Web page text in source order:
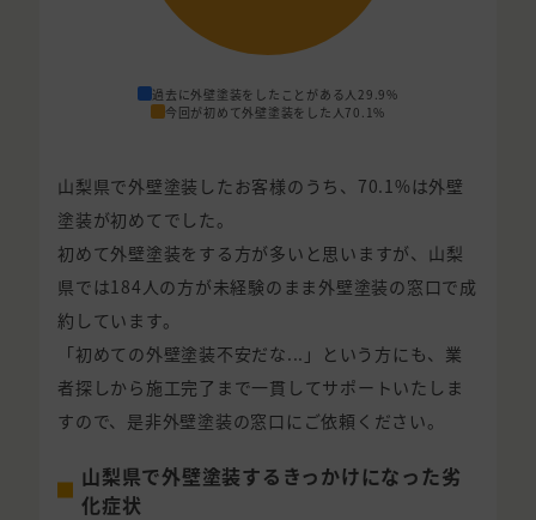
過去に外壁塗装をしたことがある人 29.9%
今回が初めて外壁塗装をした人 70.1%
山梨県で外壁塗装したお客様のうち、70.1%は外壁
塗装が初めてでした。
初めて外壁塗装をする方が多いと思いますが、山梨
県では184人の方が未経験のまま外壁塗装の窓口で成
約しています。
「初めての外壁塗装不安だな...」という方にも、業
者探しから施工完了まで一貫してサポートいたしま
すので、是非外壁塗装の窓口にご依頼ください。
山梨県で外壁塗装するきっかけになった劣
化症状